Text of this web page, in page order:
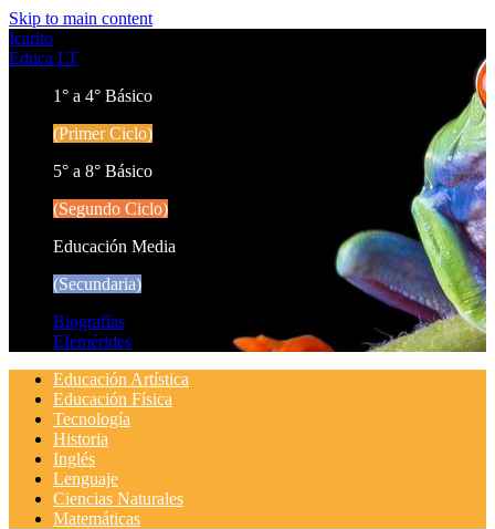
Skip to main content
Icarito
Educa LT
1° a 4° Básico
(Primer Ciclo)
5° a 8° Básico
(Segundo Ciclo)
Educación Media
(Secundaria)
Biografías
Efemérides
Educación Artística
Educación Física
Tecnología
Historia
Inglés
Lenguaje
Ciencias Naturales
Matemáticas